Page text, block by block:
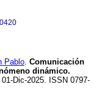
Pablo. Comunicación
dinámico.
Dic-2025. ISSN 0797-